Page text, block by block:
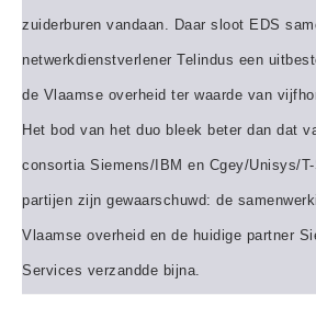
zuiderburen vandaan. Daar sloot EDS
netwerkdienstverlener Telindus een
de Vlaamse overheid ter waarde van
Het bod van het duo bleek beter dan dat
consortia Siemens/IBM en Cgey/Unisys/
partijen zijn gewaarschuwd: de
Vlaamse overheid en de huidige partner
Services verzandde bijna.